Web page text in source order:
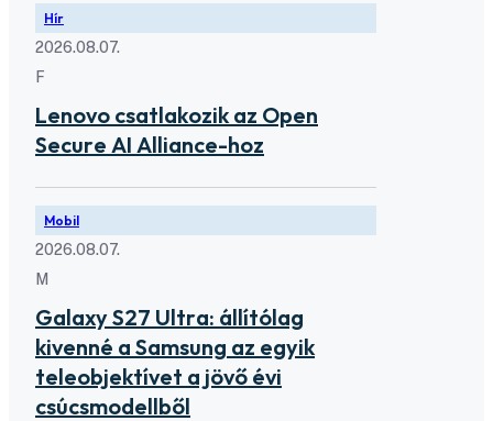
Hír
2026.08.07.
F
Lenovo csatlakozik az Open
Secure AI Alliance-hoz
Mobil
2026.08.07.
M
Galaxy S27 Ultra: állítólag
kivenné a Samsung az egyik
teleobjektívet a jövő évi
csúcsmodellből